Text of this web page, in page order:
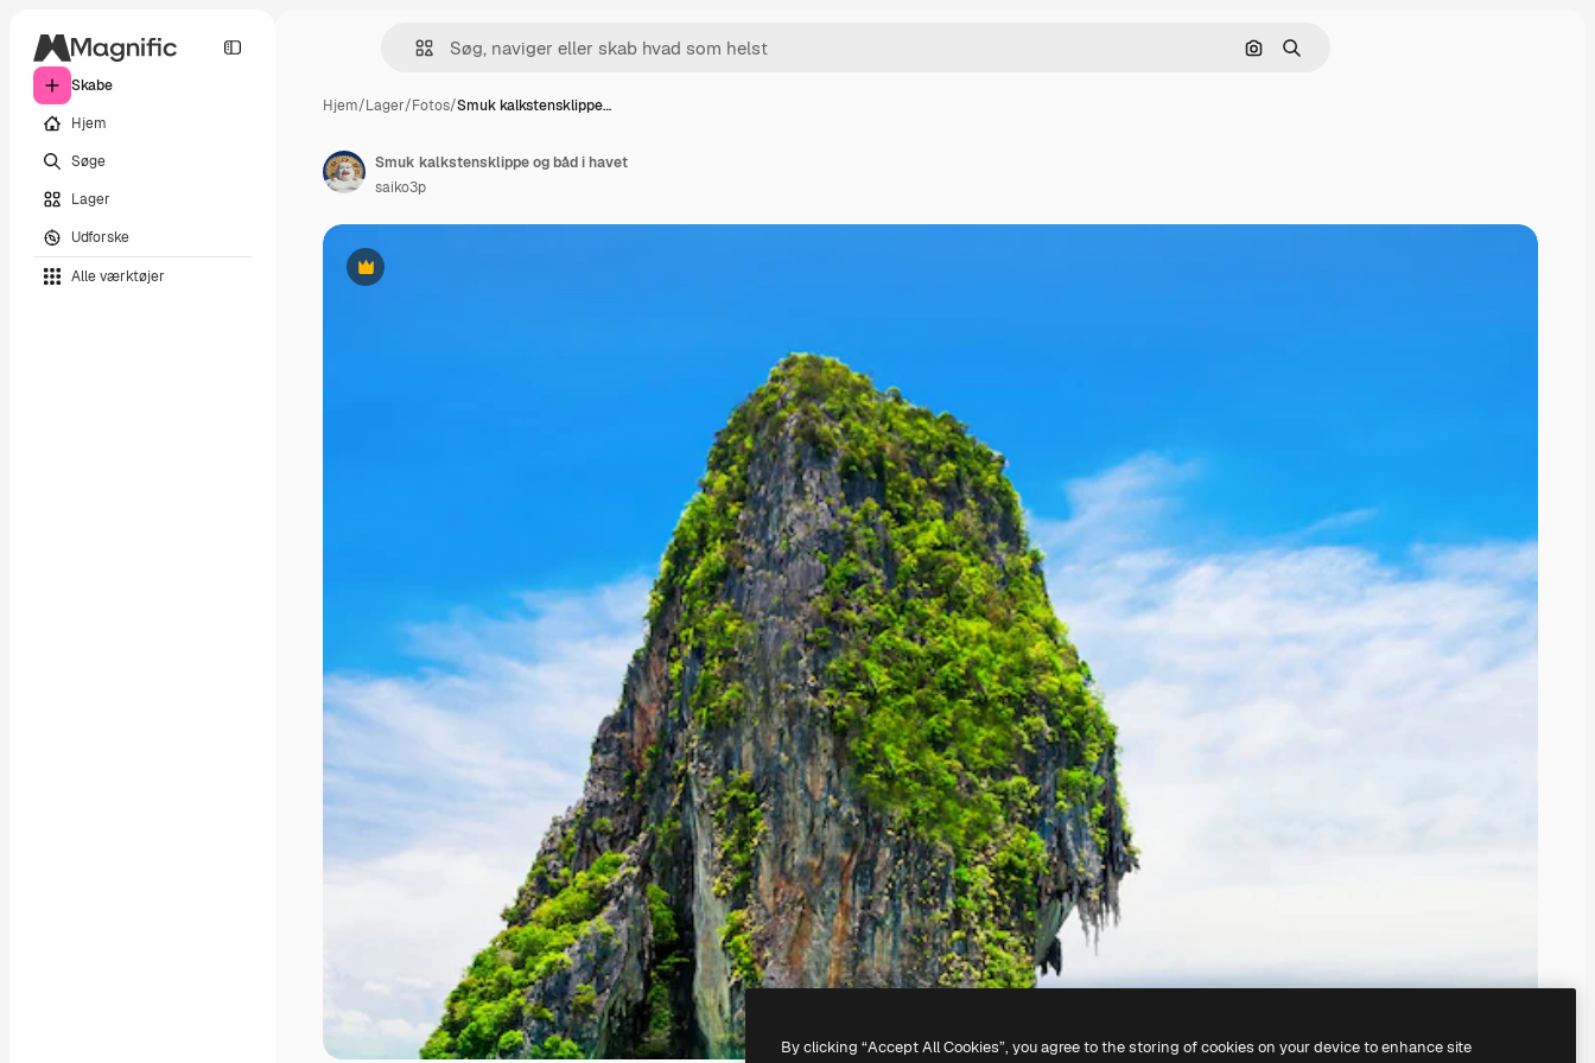
Skabe
Hjem
Søge
Lager
Udforske
Alle værktøjer
Søg efter billede
Søge
Hjem/Lager/Fotos/Smuk kalkstensklippe…
Præmie
Smuk kalkstensklippe og båd i havet
saiko3p
By clicking “Accept All Cookies”, you agree to the storing of cookies on your device to enhance site